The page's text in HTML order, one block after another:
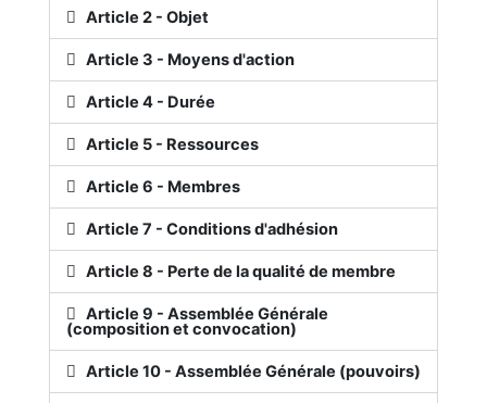
Article 2 - Objet
Article 3 - Moyens d'action
Article 4 - Durée
Article 5 - Ressources
Article 6 - Membres
Article 7 - Conditions d'adhésion
Article 8 - Perte de la qualité de membre
Article 9 - Assemblée Générale
(composition et convocation)
Article 10 - Assemblée Générale (pouvoirs)